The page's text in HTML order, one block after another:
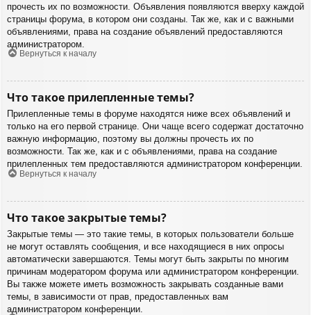
прочесть их по возможности. Объявления появляются вверху каждой
страницы форума, в котором они созданы. Так же, как и с важными
объявлениями, права на создание объявлений предоставляются
администратором.
Вернуться к началу
Что такое прилепленные темы?
Прилепленные темы в форуме находятся ниже всех объявлений и
только на его первой странице. Они чаще всего содержат достаточно
важную информацию, поэтому вы должны прочесть их по
возможности. Так же, как и с объявлениями, права на создание
прилепленных тем предоставляются администратором конференции.
Вернуться к началу
Что такое закрытые темы?
Закрытые темы — это такие темы, в которых пользователи больше
не могут оставлять сообщения, и все находящиеся в них опросы
автоматически завершаются. Темы могут быть закрыты по многим
причинам модератором форума или администратором конференции.
Вы также можете иметь возможность закрывать созданные вами
темы, в зависимости от прав, предоставленных вам
администратором конференции.